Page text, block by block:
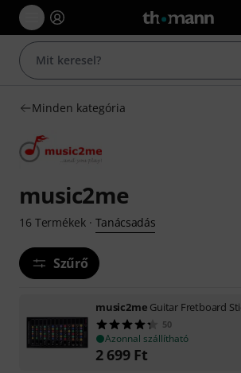
Minden kategória
music2me
16 Termékek· Tanácsadás
Szűrő
music2me Guitar Fretboard
50
Azonnal szállítható
2 699 Ft